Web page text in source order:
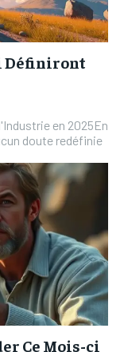
Définiront
en 2025En
doute redéfinie
Ce Mois-ci